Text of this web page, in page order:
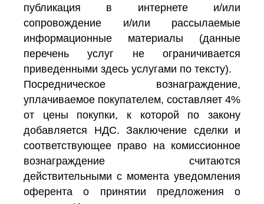
публикация в интернете и/или
сопровождение и/или рассылаемые
информационные материалы (данные
перечень услуг не ограничивается
приведенными здесь услугами по тексту).
Посредническое вознаграждение,
уплачиваемое покупателем, составляет 4%
от цены покупки, к которой по закону
добавляется НДС. Заключение сделки и
соответствующее право на комиссионное
вознаграждение считаются
действительными с момента уведомления
оферента о принятии предложения о